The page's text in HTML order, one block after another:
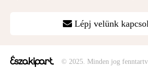
Lépj velünk
© 2025. Minden jog